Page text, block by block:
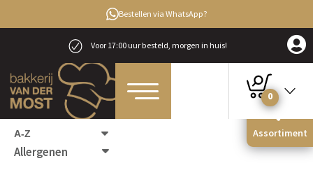
Bestellen via WhatsApp?
Voor 17:00 uur besteld, morgen in huis!
0
Assortiment
Home Producten Streekproducten
Allergenen